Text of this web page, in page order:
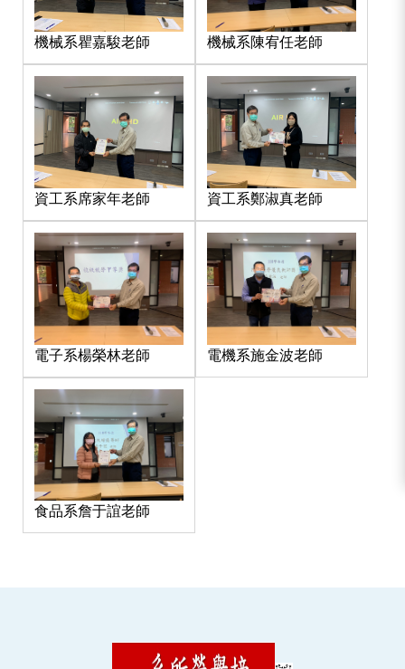
機械系瞿嘉駿老師 機械系陳宥任老師
資工系席家年老師 資工系鄭淑真老師
電子系楊榮林老師 電機系施金波老師
食品系詹于誼老師